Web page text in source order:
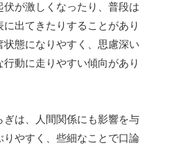
が激しくなったり、普段は
出てきたりすることがあり
状態になりやすく、思慮深い
動に走りやすい傾向があり
ぎは、人間関係にも影響を与
りやすく、些細なことで口論